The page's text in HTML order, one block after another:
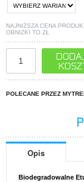
NAJNIŻSZA CENA
OBNIŻKI TO ZŁ
POLECANE PRZEZ
Opis
Biodegradowalne